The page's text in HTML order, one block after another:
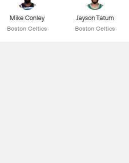
Jayson Tatum
Boston Celtics
Mike Conley
Boston Celtics